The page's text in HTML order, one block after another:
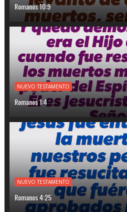
Romanos 10:9
NUEVO TESTAMENTO
Romanos 1:4
NUEVO TESTAMENTO
Romanos 4:25